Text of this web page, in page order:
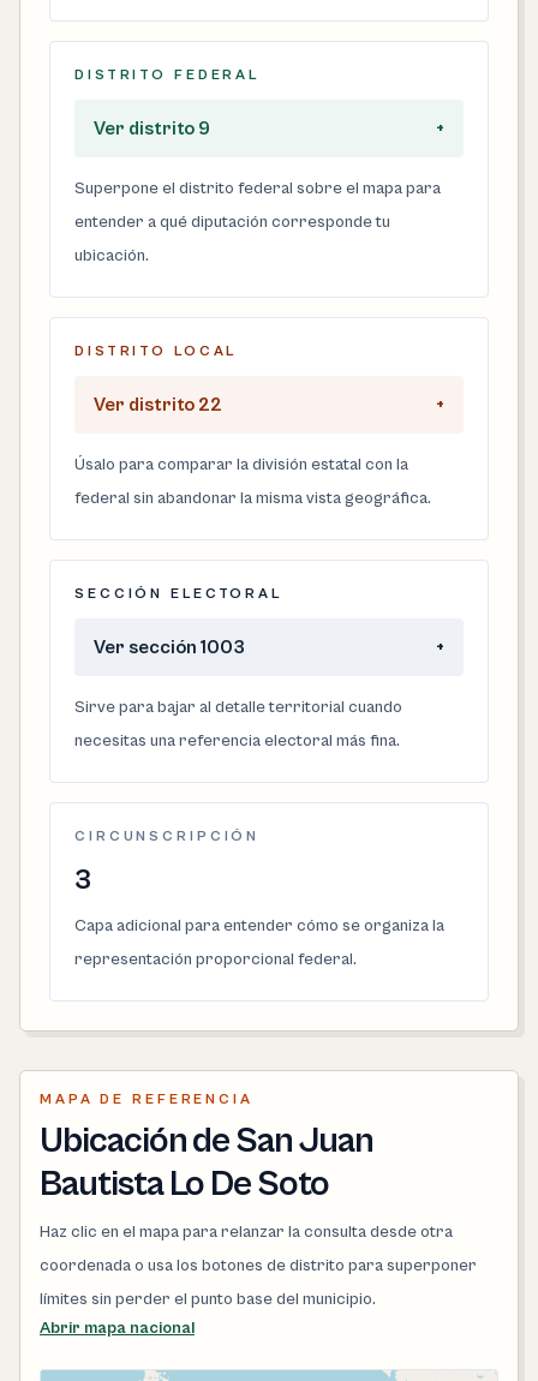
DISTRITO FEDERAL
Ver distrito 9 +
Superpone el distrito federal sobre el mapa para
entender a qué diputación corresponde tu
ubicación.
DISTRITO LOCAL
Ver distrito 22 +
Úsalo para comparar la división estatal con la
federal sin abandonar la misma vista geográfica.
SECCIÓN ELECTORAL
Ver sección 1003 +
Sirve para bajar al detalle territorial cuando
necesitas una referencia electoral más fina.
CIRCUNSCRIPCIÓN
3
Capa adicional para entender cómo se organiza la
representación proporcional federal.
MAPA DE REFERENCIA
Ubicación de San Juan
Bautista Lo De Soto
Haz clic en el mapa para relanzar la consulta desde otra
coordenada o usa los botones de distrito para superponer
límites sin perder el punto base del municipio.
Abrir mapa nacional